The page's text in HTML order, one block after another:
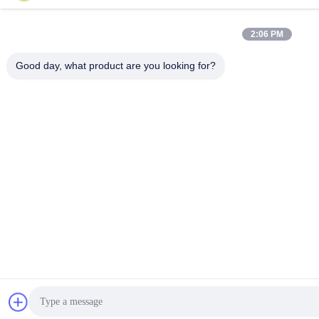
2:06 PM
Good day, what product are you looking for?